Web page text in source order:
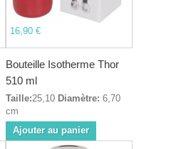
16,90 €
Bouteille Isotherme Thor
510 ml
Taille:25,10 Diamètre: 6,70
cm
Ajouter au panier